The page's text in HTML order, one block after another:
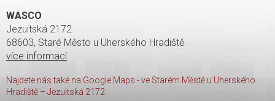
WASCO
Jezuitská 2172
68603, Staré Město u Uherského Hradiště
více informací
Najdete nás také na Google Maps - ve Starém Městě u Uherského
Hradiště – Jezuitská 2172.